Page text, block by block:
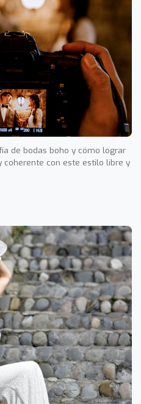
de bodas boho y cómo lograr
con este estilo libre y